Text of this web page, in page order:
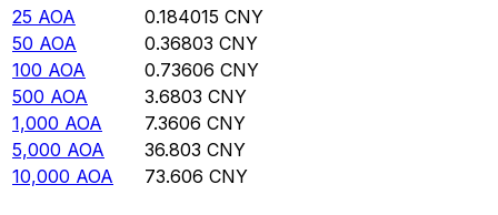
25 AOA 0.184015 CNY
50 AOA 0.36803 CNY
100 AOA 0.73606 CNY
500 AOA 3.6803 CNY
1,000 AOA 7.3606 CNY
5,000 AOA 36.803 CNY
10,000 AOA 73.606 CNY